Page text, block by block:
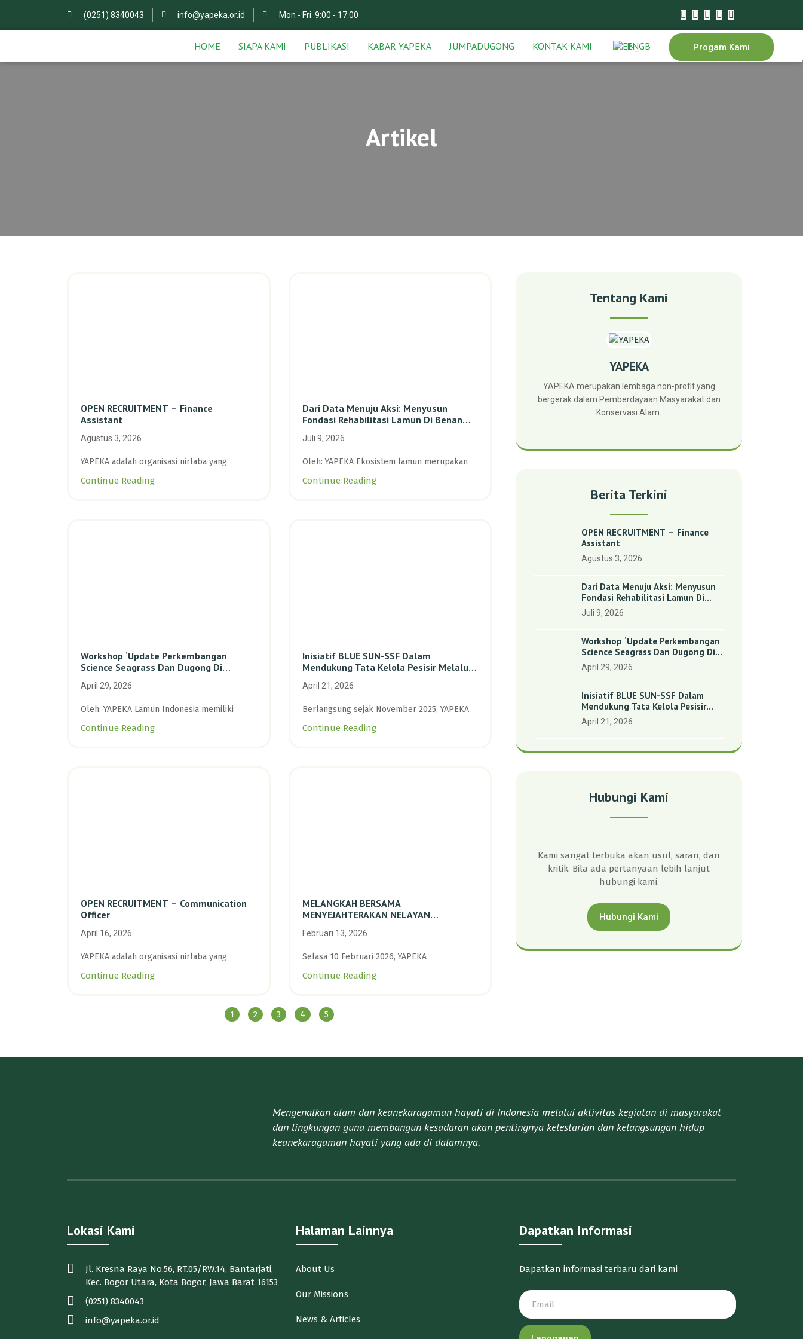
(0251) 8340043 info@yapeka.or.id Mon - Fri: 9:00 - 17:00
HOME SIAPA KAMI PUBLIKASI KABAR YAPEKA JUMPADUGONG KONTAK KAMI EN Progam Kami
Artikel
OPEN RECRUITMENT – Finance
Assistant
Agustus 3, 2026
YAPEKA adalah organisasi nirlaba yang
Continue Reading
Dari Data Menuju Aksi: Menyusun
Fondasi Rehabilitasi Lamun Di Benan
Juli 9, 2026
Oleh: YAPEKA Ekosistem lamun merupakan
Continue Reading
Workshop ‘Update Perkembangan
Science Seagrass Dan Dugong Di
Kolaborasi Konservasi
April 29, 2026
Oleh: YAPEKA Lamun Indonesia memiliki
Continue Reading
Inisiatif BLUE SUN-SSF Dalam
Mendukung Tata Kelola Pesisir Melalui
Kepulauan Riau
April 21, 2026
Berlangsung sejak November 2025, YAPEKA
Continue Reading
OPEN RECRUITMENT – Communication
Officer
April 16, 2026
YAPEKA adalah organisasi nirlaba yang
Continue Reading
MELANGKAH BERSAMA
MENYEJAHTERAKAN NELAYAN
TRANSISI BERKELANJUTAN BERBASIS
Februari 13, 2026
Selasa 10 Februari 2026, YAPEKA
Continue Reading
1 2 3 4 5
Tentang Kami
YAPEKA
YAPEKA merupakan lembaga non-profit yang
bergerak dalam Pemberdayaan Masyarakat dan
Konservasi Alam.
Berita Terkini
OPEN RECRUITMENT – Finance
Assistant
Agustus 3, 2026
Dari Data Menuju Aksi: Menyusun
Fondasi Rehabilitasi Lamun Di
Benan Dan Sebong Lagoi,
Kepulauan Riau
Juli 9, 2026
Workshop ‘Update Perkembangan
Science Seagrass Dan Dugong Di
Indonesia’: Perkuat Dasar Ilmiah
Dan Kolaborasi Konservasi
April 29, 2026
Inisiatif BLUE SUN-SSF Dalam
Mendukung Tata Kelola Pesisir
Melalui Pemetaan Partisipatif Di
Enam Desa Kepulauan Riau
April 21, 2026
Hubungi Kami
Kami sangat terbuka akan usul, saran, dan
kritik. Bila ada pertanyaan lebih lanjut
hubungi kami.
Hubungi Kami
Mengenalkan alam dan keanekaragaman hayati di Indonesia melalui aktivitas kegiatan di masyarakat
dan lingkungan guna membangun kesadaran akan pentingnya kelestarian dan kelangsungan hidup
keanekaragaman hayati yang ada di dalamnya.​
Lokasi Kami
Jl. Kresna Raya No.56, RT.05/RW.14, Bantarjati,
Kec. Bogor Utara, Kota Bogor, Jawa Barat 16153
(0251) 8340043
info@yapeka.or.id
Halaman Lainnya
About Us
Our Missions
News & Articles
Dapatkan Informasi
Dapatkan informasi terbaru dari kami